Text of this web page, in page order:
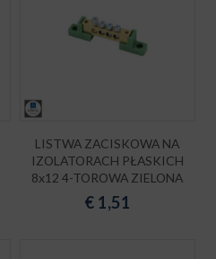
LISTWA ZACISKOWA NA
IZOLATORACH PŁASKICH
8x12 4-TOROWA ZIELONA
€ 1,51